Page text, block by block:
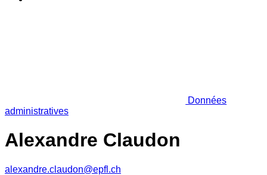
Données
administratives
Alexandre Claudon
alexandre.claudon@epfl.ch